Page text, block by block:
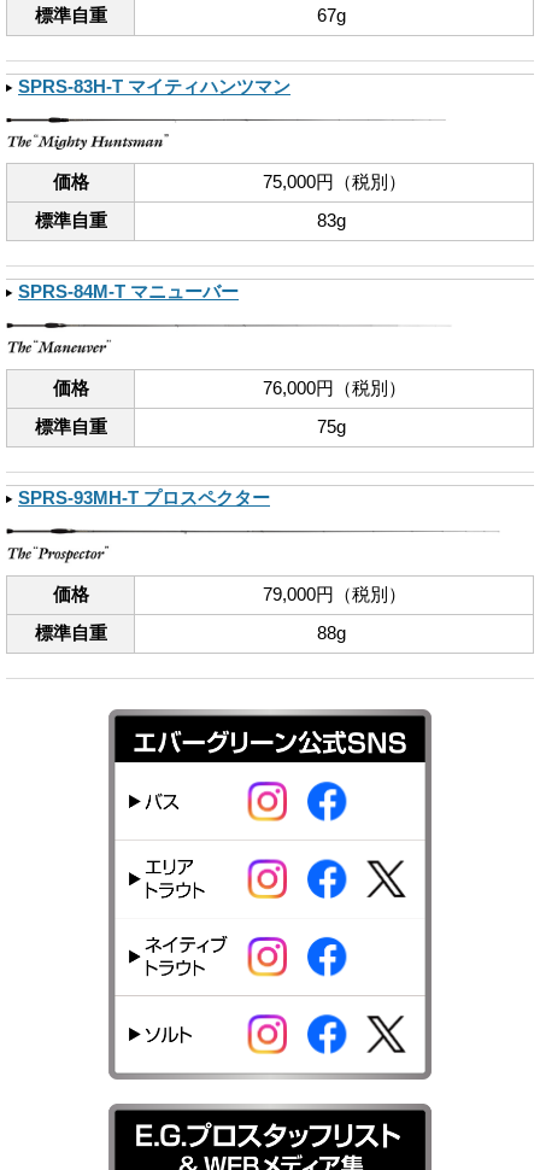
標準自重
67g
SPRS-83H-T マイティハンツマン
価格
75,000円（税別）
標準自重
83g
SPRS-84M-T マニューバー
価格
76,000円（税別）
標準自重
75g
SPRS-93MH-T プロスペクター
価格
79,000円（税別）
標準自重
88g